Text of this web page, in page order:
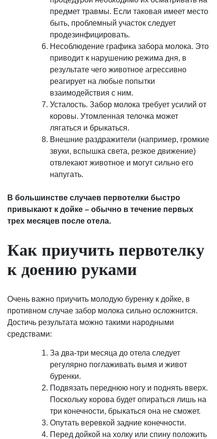
предмет травмы. Если таковая имеет место
быть, проблемный участок следует
продезинфицировать.
Несоблюдение графика забора молока. Это
приводит к нарушению режима дня, в
результате чего животное агрессивно
реагирует на любые попытки
взаимодействия с ним.
Усталость. Забор молока требует усилий от
коровы. Утомленная телочка может
лягаться и брыкаться.
Внешние раздражители (например, громкие
звуки, вспышка света, резкое движение)
отвлекают животное и могут сильно его
напугать.
В большинстве случаев первотелки быстро
привыкают к дойке – обычно в течение первых
трех месяцев после отела.
Как приучить первотелку
к доению руками
Очень важно приучить молодую буренку к дойке, в
противном случае забор молока сильно осложнится.
Достичь результата можно такими народными
средствами:
За два-три месяца до отела следует
регулярно поглаживать вымя и живот
буренки.
Подвязать переднюю ногу и поднять вверх.
Поскольку корова будет опираться лишь на
три конечности, брыкаться она не сможет.
Опутать веревкой задние конечности.
Перед дойкой на холку или спину положить